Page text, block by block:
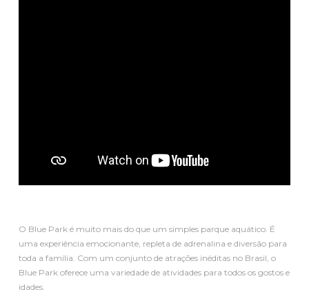
O Blue Park é muito mais do que um simples parque aquático. É
uma experiência emocionante, repleta de adrenalina e diversão para
toda a família. Com um conjunto de atrações inéditas no Brasil, o
Blue Park oferece uma variedade de atividades para todos os gostos e
idades.